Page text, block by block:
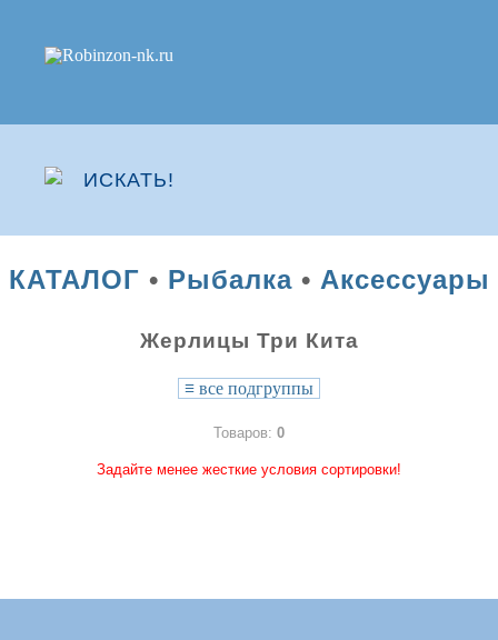
КАТАЛОГ • Рыбалка• Аксессуары
Жерлицы Три Кита
≡ все подгруппы
Товаров: 0
Задайте менее жесткие условия сортировки!